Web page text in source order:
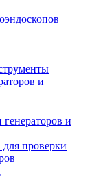
и
и
для проверки